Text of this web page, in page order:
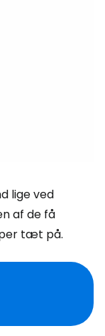
lige ved
af de få
tæt på.